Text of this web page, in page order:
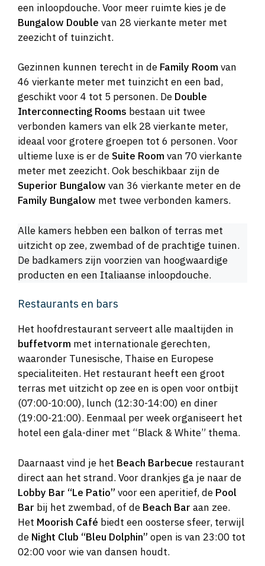
een inloopdouche. Voor meer ruimte kies je de
Bungalow Double van 28 vierkante meter met
zeezicht of tuinzicht.
Gezinnen kunnen terecht in de Family Room van
46 vierkante meter met tuinzicht en een bad,
geschikt voor 4 tot 5 personen. De Double
Interconnecting Rooms bestaan uit twee
verbonden kamers van elk 28 vierkante meter,
ideaal voor grotere groepen tot 6 personen. Voor
ultieme luxe is er deSuite Room van 70 vierkante
meter met zeezicht. Ook beschikbaar zijn de
Superior Bungalow van 36 vierkante meter en de
Family Bungalow met twee verbonden kamers.
Alle kamers hebben een balkon of terras met
uitzicht op zee, zwembad of de prachtige tuinen.
De badkamers zijn voorzien van hoogwaardige
producten en een Italiaanse inloopdouche.
Restaurants en bars
Het hoofdrestaurant serveert alle maaltijden in
buffetvorm met internationale gerechten,
waaronder Tunesische, Thaise en Europese
specialiteiten. Het restaurant heeft een groot
terras met uitzicht op zee en is open voor ontbijt
(07:00-10:00), lunch (12:30-14:00) en diner
(19:00-21:00). Eenmaal per week organiseert het
hotel een gala-diner met “Black & White” thema.
Daarnaast vind je het Beach Barbecue restaurant
direct aan het strand. Voor drankjes ga je naar de
Lobby Bar “Le Patio” voor een aperitief, de Pool
Bar bij het zwembad, of de Beach Bar aan zee.
Het Moorish Café biedt een oosterse sfeer, terwijl
de Night Club “Bleu Dolphin” open is van 23:00 tot
02:00 voor wie van dansen houdt.